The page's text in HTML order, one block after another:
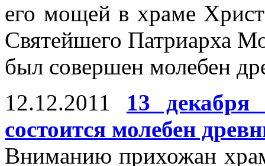
его мощей в храме
Святейшего Патриарха
был совершен молебен
12.12.2011
13
состоится молебен
Вниманию прихожан